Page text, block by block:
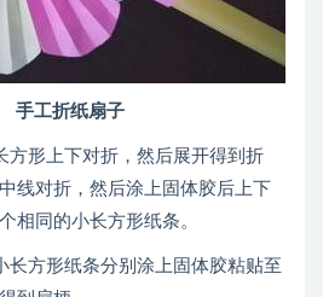
手工折纸扇子
形上下对折，然后展开得到折
线对折，然后涂上固体胶后上下
相同的小长方形纸条。
方形纸条分别涂上固体胶粘贴至